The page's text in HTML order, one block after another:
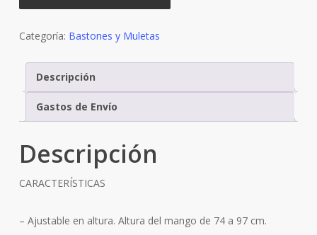
Categoría: Bastones y Muletas
Descripción
Gastos de Envío
Descripción
CARACTERÍSTICAS
– Ajustable en altura. Altura del mango de 74 a 97 cm.